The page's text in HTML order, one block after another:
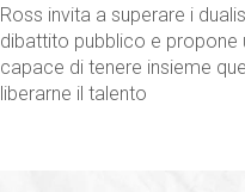
Ross invita a superare i
dibattito pubblico e propone
capace di tenere insieme
liberarne il talento